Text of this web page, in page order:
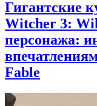
Гигантские
Witcher 3:
персонажа:
Fable